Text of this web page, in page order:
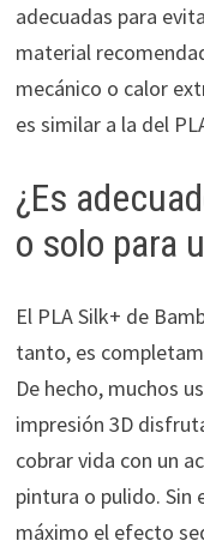
adecuadas para
material
mecánico o calor
es similar a la del
¿Es
o solo para
El PLA Silk+ de
tanto, es
De hecho, muchos
impresión 3D
cobrar vida con un
pintura o pulido. Sin
máximo el efecto